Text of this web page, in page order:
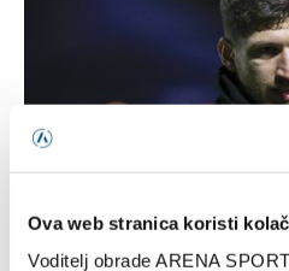
Ova web stranica koristi
Voditelj obrade ARENA